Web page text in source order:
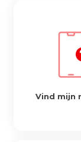
Vind mijn